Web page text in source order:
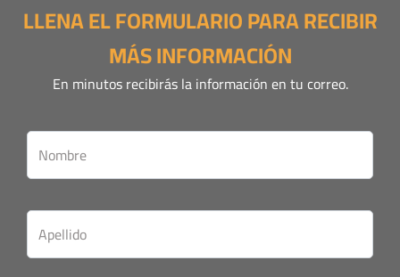
LLENA EL FORMULARIO PARA RECIBIR
MÁS INFORMACIÓN
En minutos recibirás la información en tu correo.